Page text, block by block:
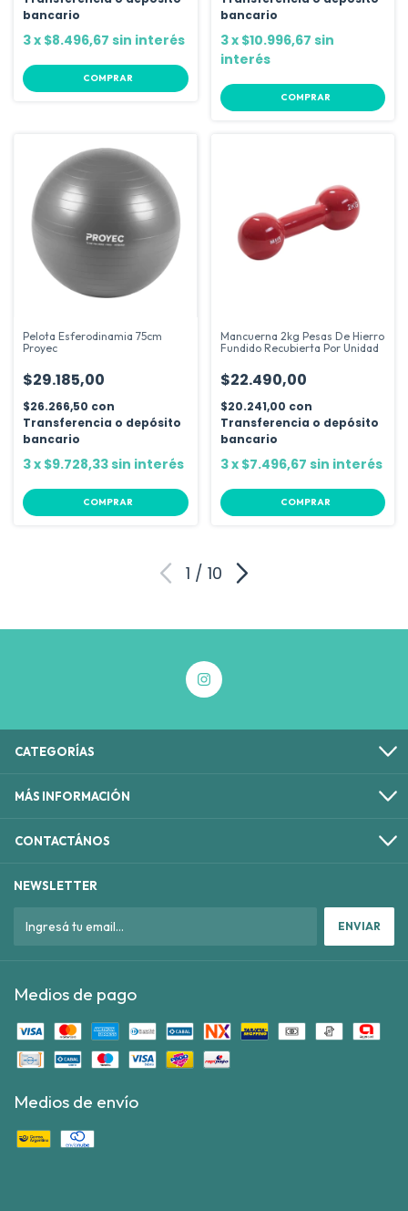
bancario
3x $8.496,67 sin interés
COMPRAR
bancario
3x $10.996,67 sin
interés
COMPRAR
Pelota Esferodinamia 75cm
Proyec
$29.185,00
$26.266,50 con
Transferencia o depósito
bancario
3x $9.728,33sin interés
COMPRAR
Mancuerna 2kg Pesas De Hierro
Fundido Recubierta Por Unidad
$22.490,00
$20.241,00 con
Transferencia o depósito
bancario
3x $7.496,67 sin interés
COMPRAR
1 / 10
CATEGORÍAS
MÁS INFORMACIÓN
CONTACTÁNOS
NEWSLETTER
Medios de pago
Medios de envío